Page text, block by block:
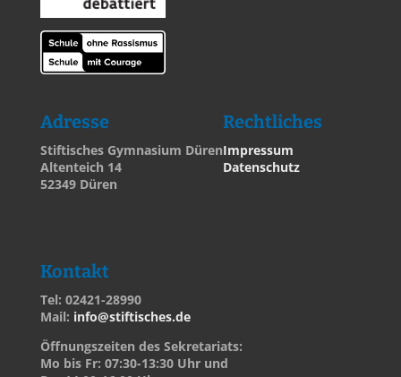
Adresse
Stiftisches Gymnasium Düren
Altenteich 14
52349 Düren
Rechtliches
Impressum
Datenschutz
Kontakt
Tel: 02421-28990
Mail: info@stiftisches.de
Öffnungszeiten des Sekretariats:
Mo bis Fr: 07:30-13:30 Uhr und